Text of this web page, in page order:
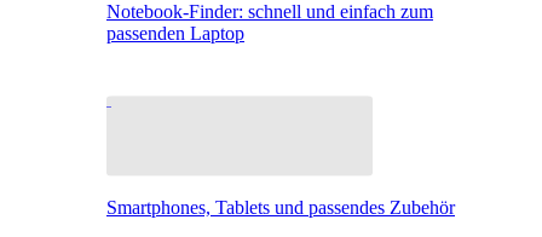
Notebook-Finder: schnell und einfach zum
passenden Laptop
Smartphones, Tablets und passendes Zubehör